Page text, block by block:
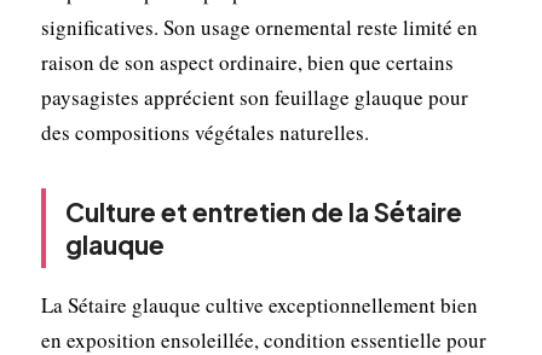
significatives. Son usage ornemental reste limité en
raison de son aspect ordinaire, bien que certains
paysagistes apprécient son feuillage glauque pour
des compositions végétales naturelles.
Culture et entretien de la Sétaire
glauque
La Sétaire glauque cultive exceptionnellement bien
en exposition ensoleillée, condition essentielle pour